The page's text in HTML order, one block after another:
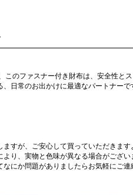
このファスナー付き財布は、安全性と
日常のお出かけに最適なパートナーで
すが、ご安心して買っていただきます
り、実物と色味が異なる場合がござい
にか問題がありましたらお気軽にご連